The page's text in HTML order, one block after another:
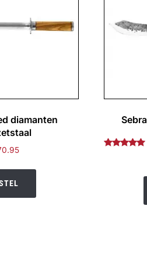
diamanten